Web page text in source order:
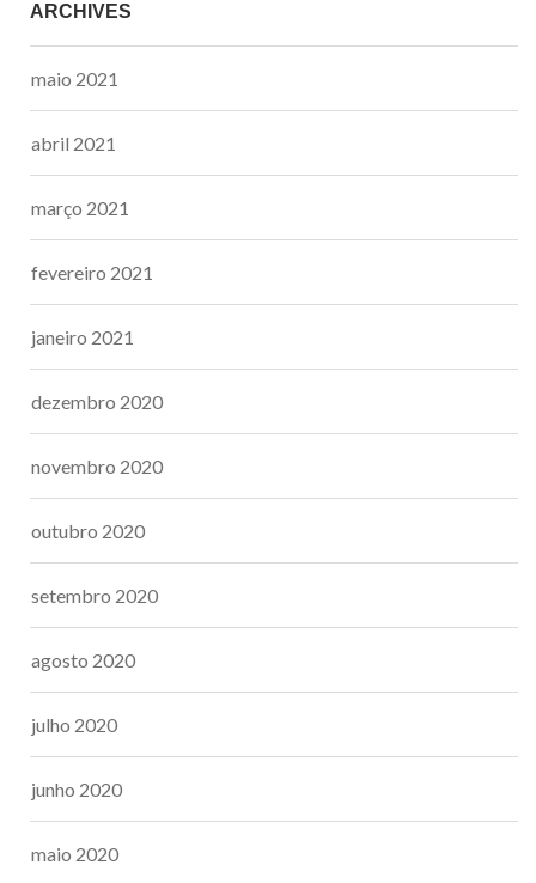
ARCHIVES
maio 2021
abril 2021
março 2021
fevereiro 2021
janeiro 2021
dezembro 2020
novembro 2020
outubro 2020
setembro 2020
agosto 2020
julho 2020
junho 2020
maio 2020